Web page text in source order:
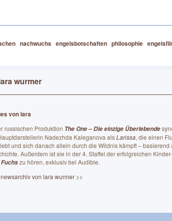
nachwuchs engelsbotschaften philosophie
wurmer
von lara
russischen Produktion The One – Die einzige Überlebende
Nadezhda Kaleganova alsLarissa, die einen
und sich danach allein durch die Wildnis kämpft – basierend
Außerdem ist sie in der 4. Staffel der erfolgreichen
zu hören, exklusiv bei Audible.
von lara wurmer >>